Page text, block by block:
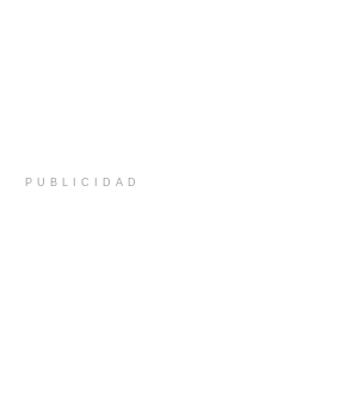
PUBLICIDAD